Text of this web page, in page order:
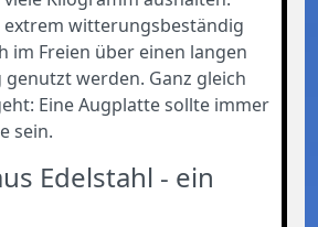
extrem witterungsbeständig
im Freien über einen langen
werden. Ganz gleich
Eine Augplatte sollte immer
sein.
Edelstahl - ein